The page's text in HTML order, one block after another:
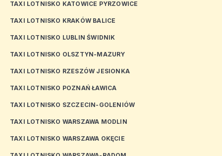
TAXI LOTNISKO KATOWICE PYRZOWICE
TAXI LOTNISKO KRAKÓW BALICE
TAXI LOTNISKO LUBLIN ŚWIDNIK
TAXI LOTNISKO OLSZTYN-MAZURY
TAXI LOTNISKO RZESZÓW JESIONKA
TAXI LOTNISKO POZNAŃ ŁAWICA
TAXI LOTNISKO SZCZECIN-GOLENIÓW
TAXI LOTNISKO WARSZAWA MODLIN
TAXI LOTNISKO WARSZAWA OKĘCIE